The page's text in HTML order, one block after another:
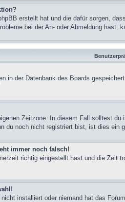
erstellt hat und die dafür sorgen,
bei der An- oder Abmeldung hast,
in der Datenbank des Boards
Zeitzone. In diesem Fall solltest
du noch nicht registriert bist, ist dies ein
immer noch falsch!
richtig eingestellt hast und die
installiert oder niemand hat das